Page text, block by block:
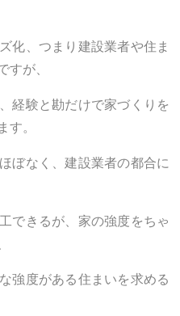
化、つまり建設業者や住ま
が、
経験と勘だけで家づくりを
。
ぼなく、建設業者の都合に
できるが、家の強度をちゃ
強度がある住まいを求める